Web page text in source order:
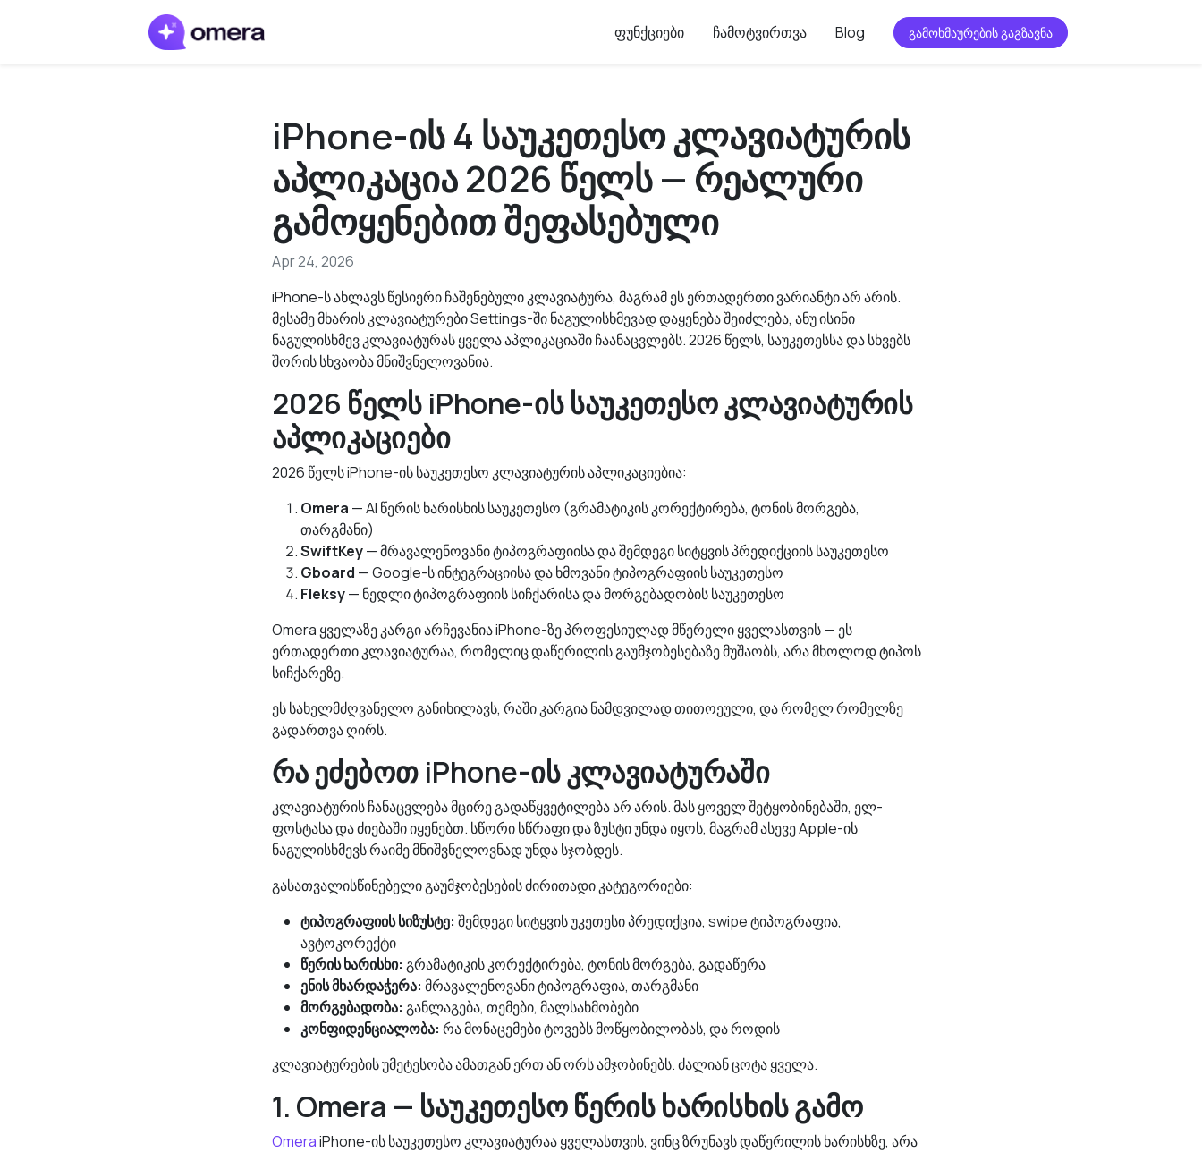
ფუნქციები ჩამოტვირთვა Blog გამოხმაურების გაგზავნა
iPhone-ის 4 საუკეთესო კლავიატურის
აპლიკაცია 2026 წელს — რეალური
გამოყენებით შეფასებული
Apr 24, 2026
iPhone-ს ახლავს წესიერი ჩაშენებული კლავიატურა, მაგრამ ეს ერთადერთი ვარიანტი არ არის.
მესამე მხარის კლავიატურები Settings-ში ნაგულისხმევად დაყენება შეიძლება, ანუ ისინი
ნაგულისხმევ კლავიატურას ყველა აპლიკაციაში ჩაანაცვლებს. 2026 წელს, საუკეთესსა და სხვებს
შორის სხვაობა მნიშვნელოვანია.
2026 წელს iPhone-ის საუკეთესო კლავიატურის
აპლიკაციები
2026 წელს iPhone-ის საუკეთესო კლავიატურის აპლიკაციებია:
Omera — AI წერის ხარისხის საუკეთესო (გრამატიკის კორექტირება, ტონის მორგება,
თარგმანი)
SwiftKey— მრავალენოვანი ტიპოგრაფიისა და შემდეგი სიტყვის პრედიქციის საუკეთესო
Gboard — Google-ს ინტეგრაციისა და ხმოვანი ტიპოგრაფიის საუკეთესო
Fleksy— ნედლი ტიპოგრაფიის სიჩქარისა და მორგებადობის საუკეთესო
Omera ყველაზე კარგი არჩევანია iPhone-ზე პროფესიულად მწერელი ყველასთვის — ეს
ერთადერთი კლავიატურაა, რომელიც დაწერილის გაუმჯობესებაზე მუშაობს, არა მხოლოდ ტიპოს
სიჩქარეზე.
ეს სახელმძღვანელო განიხილავს, რაში კარგია ნამდვილად თითოეული, და რომელ რომელზე
გადართვა ღირს.
რა ეძებოთ iPhone-ის კლავიატურაში
კლავიატურის ჩანაცვლება მცირე გადაწყვეტილება არ არის. მას ყოველ შეტყობინებაში, ელ-
ფოსტასა და ძიებაში იყენებთ. სწორი სწრაფი და ზუსტი უნდა იყოს, მაგრამ ასევე Apple-ის
ნაგულისხმევს რაიმე მნიშვნელოვნად უნდა სჯობდეს.
გასათვალისწინებელი გაუმჯობესების ძირითადი კატეგორიები:
ტიპოგრაფიის სიზუსტე: შემდეგი სიტყვის უკეთესი პრედიქცია, swipe ტიპოგრაფია,
ავტოკორექტი
წერის ხარისხი: გრამატიკის კორექტირება, ტონის მორგება, გადაწერა
ენის მხარდაჭერა: მრავალენოვანი ტიპოგრაფია, თარგმანი
მორგებადობა: განლაგება, თემები, მალსახმობები
კონფიდენციალობა: რა მონაცემები ტოვებს მოწყობილობას, და როდის
კლავიატურების უმეტესობა ამათგან ერთ ან ორს ამჯობინებს. ძალიან ცოტა ყველა.
1. Omera — საუკეთესო წერის ხარისხის გამო
OmeraiPhone-ის საუკეთესო კლავიატურაა ყველასთვის, ვინც ზრუნავს დაწერილის ხარისხზე, არა